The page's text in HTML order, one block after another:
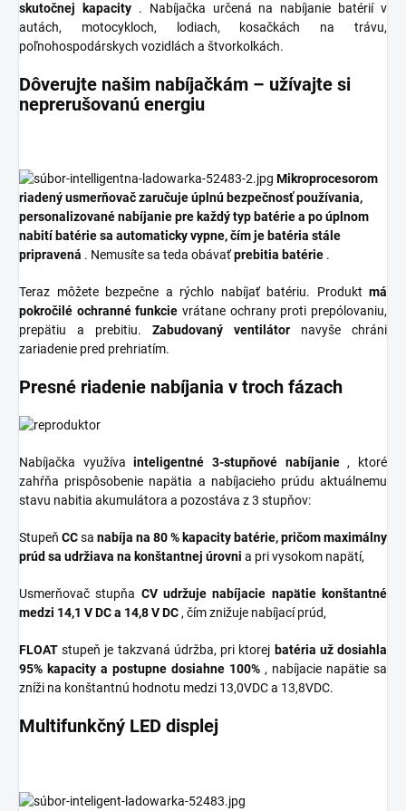
skutočnej kapacity. Nabíjačka určená na nabíjanie batérií v
autách, motocykloch, lodiach, kosačkách na trávu,
poľnohospodárskych vozidlách a štvorkolkách.
Dôverujte našim nabíjačkám – užívajte si
neprerušovanú energiu
Mikroprocesorom
riadený usmerňovač zaručuje úplnú bezpečnosť používania,
personalizované nabíjanie pre každý typ batérie a po úplnom
nabití batérie sa automaticky vypne, čím je batéria stále
pripravená . Nemusíte sa teda obávaťprebitia batérie .
Teraz môžete bezpečne a rýchlo nabíjať batériu. Produkt má
pokročilé ochranné funkcie vrátane ochrany proti prepólovaniu,
prepätiu a prebitiu. Zabudovaný ventilátor navyše chráni
zariadenie pred prehriatím.
Presné riadenie nabíjania v troch fázach
Nabíjačka využívainteligentné 3-stupňové nabíjanie, ktoré
zahŕňa prispôsobenie napätia a nabíjacieho prúdu aktuálnemu
stavu nabitia akumulátora a pozostáva z 3 stupňov:
Stupeň CCsa nabíja na 80 % kapacity batérie, pričom maximálny
prúd sa udržiava na konštantnej úrovni a pri vysokom napätí,
Usmerňovač stupňa CV udržuje nabíjacie napätie konštantné
medzi 14,1 V DC a 14,8 V DC, čím znižuje nabíjací prúd,
FLOAT stupeň je takzvaná údržba, pri ktorej batéria už dosiahla
95% kapacity a postupne dosiahne 100% , nabíjacie napätie sa
zníži na konštantnú hodnotu medzi 13,0VDC a 13,8VDC.
Multifunkčný LED displej